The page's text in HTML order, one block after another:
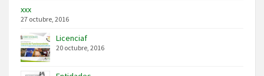
xxx
27 octubre, 2016
Licenciaf
20 octubre, 2016